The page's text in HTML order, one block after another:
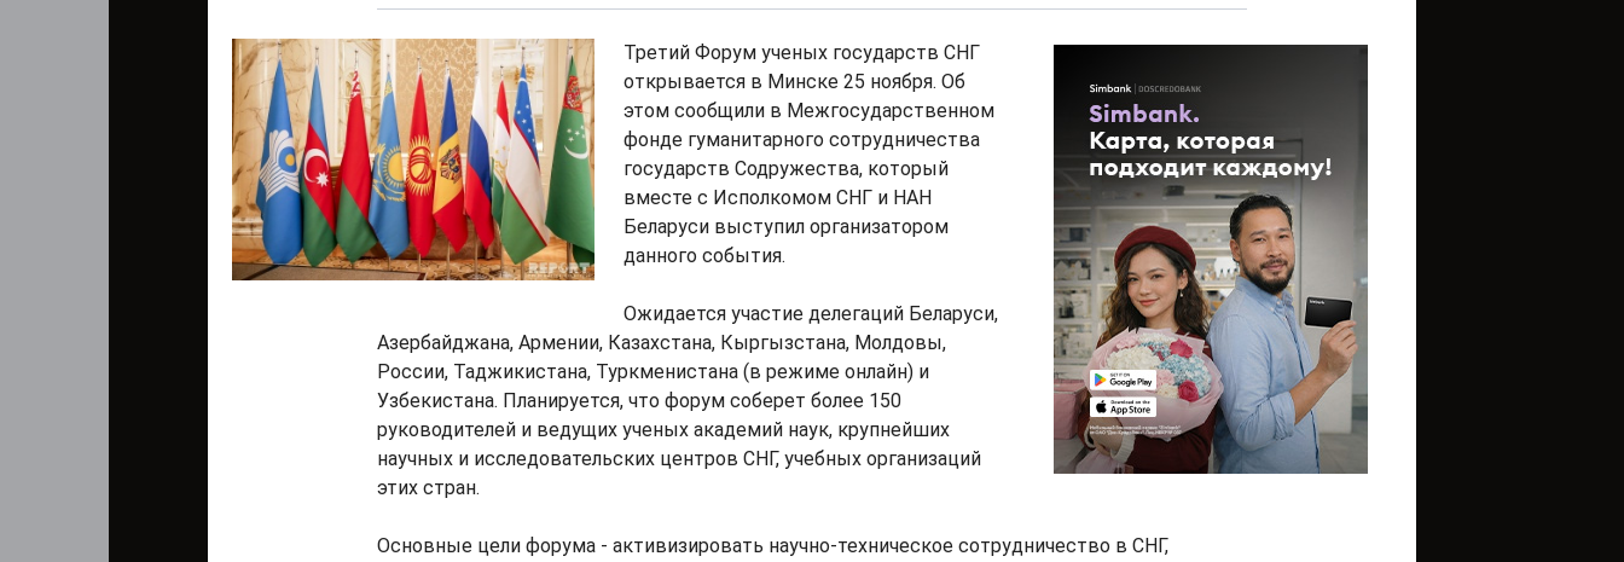
Третий Форум ученых государств СНГ
открывается в Минске 25 ноября. Об
этом сообщили в Межгосударственном
фонде гуманитарного сотрудничества
государств Содружества, который
вместе с Исполкомом СНГ и НАН
Беларуси выступил организатором
данного события.
Ожидается участие делегаций Беларуси,
Азербайджана, Армении, Казахстана, Кыргызстана, Молдовы,
России, Таджикистана, Туркменистана (в режиме онлайн) и
Узбекистана. Планируется, что форум соберет более 150
руководителей и ведущих ученых академий наук, крупнейших
научных и исследовательских центров СНГ, учебных организаций
этих стран.
Основные цели форума - активизировать научно-техническое сотрудничество в СНГ,